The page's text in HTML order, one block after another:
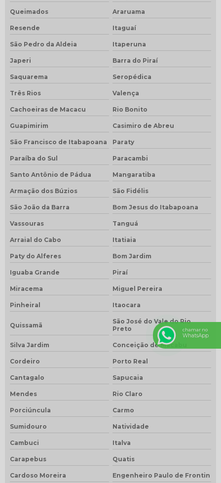
Queimados Araruama
Resende Itaguaí
São Pedro da Aldeia Itaperuna
Japeri Barra do Piraí
Saquarema Seropédica
Três Rios Valença
Cachoeiras de Macacu Rio Bonito
Guapimirim Casimiro de Abreu
São Francisco de Itabapoana Paraty
Paraíba do Sul Paracambi
Santo Antônio de Pádua Mangaratiba
Armação dos Búzios São Fidélis
São João da Barra Bom Jesus do Itabapoana
Vassouras Tanguá
Arraial do Cabo Itatiaia
Paty do Alferes Bom Jardim
Iguaba Grande Piraí
Miracema Miguel Pereira
Pinheiral Itaocara
Quissamã
São José do Vale do Rio
Preto
Silva Jardim Conceição de Macabu
Cordeiro Porto Real
Cantagalo Sapucaia
Mendes Rio Claro
Porciúncula Carmo
Sumidouro Natividade
Cambuci Italva
Carapebus Quatis
Cardoso Moreira Engenheiro Paulo de Frontin
chamar no
WhatsApp